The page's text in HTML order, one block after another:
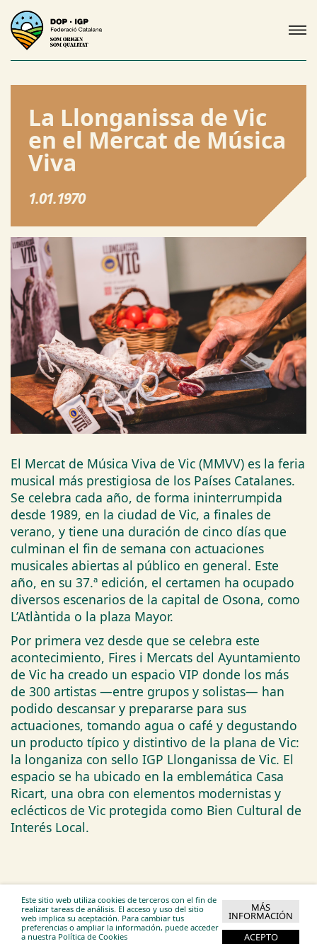
La Llonganissa de Vic
en el Mercat de Música
Viva
1.01.1970
El Mercat de Música Viva de Vic (MMVV) es la feria
musical más prestigiosa de los Países Catalanes.
Se celebra cada año, de forma ininterrumpida
desde 1989, en la ciudad de Vic, a finales de
verano, y tiene una duración de cinco días que
culminan el fin de semana con actuaciones
musicales abiertas al público en general. Este
año, en su 37.ª edición, el certamen ha ocupado
diversos escenarios de la capital de Osona, como
L’Atlàntida o la plaza Mayor.
Por primera vez desde que se celebra este
acontecimiento, Fires i Mercats del Ayuntamiento
de Vic ha creado un espacio VIP donde los más
de 300 artistas —entre grupos y solistas— han
podido descansar y prepararse para sus
actuaciones, tomando agua o café y degustando
un producto típico y distintivo de la plana de Vic:
la longaniza con sello IGP Llonganissa de Vic. El
espacio se ha ubicado en la emblemática Casa
Ricart, una obra con elementos modernistas y
eclécticos de Vic protegida como Bien Cultural de
Interés Local.
Federació Catalana DOP-IGP
C. Bassa d’En Gaire, 1
43780 Gandesa
info@federaciodopigp.cat
Este sitio web utiliza cookies de terceros con el fin de
realizar tareas de análisis. El acceso y uso del sitio
web implica su aceptación. Para cambiar tus
preferencias o ampliar la información, puede acceder
a nuestra Política de Cookies
MÁS
INFORMACIÓN
ACEPTO